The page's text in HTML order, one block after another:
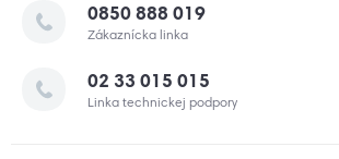
0850 888 019
Zákaznícka linka
02 33 015 015
Linka technickej podpory